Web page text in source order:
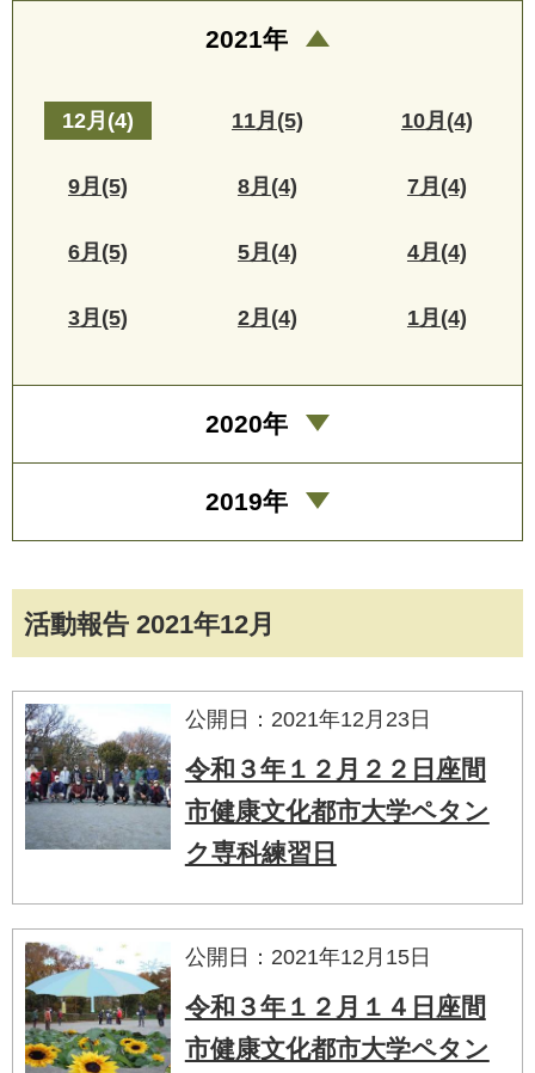
活動報告 2021年12月
公開日：2021年12月23日
令和３年１２月２２日座間
市健康文化都市大学ペタン
ク専科練習日
公開日：2021年12月15日
令和３年１２月１４日座間
市健康文化都市大学ペタン
2021年
12月(4) 11月(5) 10月(4)
9月(5) 8月(4) 7月(4)
6月(5) 5月(4) 4月(4)
3月(5) 2月(4) 1月(4)
2020年
2019年